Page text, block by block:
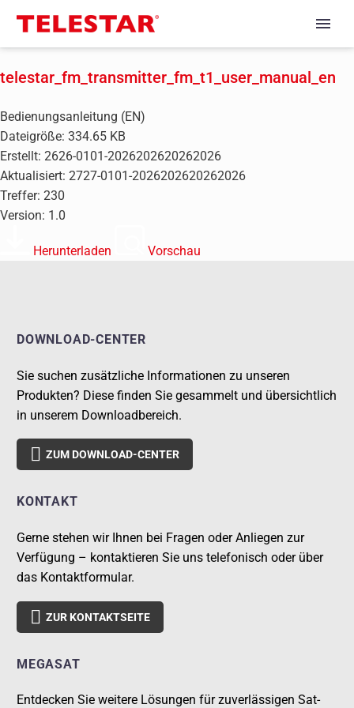
telestar_fm_transmitter_fm_t1_user_manual_en
Bedienungsanleitung (EN)
Dateigröße: 334.65 KB
Erstellt: 2626-0101-2026202620262026
Aktualisiert: 2727-0101-2026202620262026
Treffer: 230
Version: 1.0
Herunterladen Vorschau
DOWNLOAD-CENTER
Sie suchen zusätzliche Informationen zu unseren
Produkten? Diese finden Sie gesammelt und übersichtlich
in unserem Downloadbereich.
 ZUM DOWNLOAD-CENTER
KONTAKT
Gerne stehen wir Ihnen bei Fragen oder Anliegen zur
Verfügung – kontaktieren Sie uns telefonisch oder über
das Kontaktformular.
 ZUR KONTAKTSEITE
MEGASAT
Entdecken Sie weitere Lösungen für zuverlässigen Sat-